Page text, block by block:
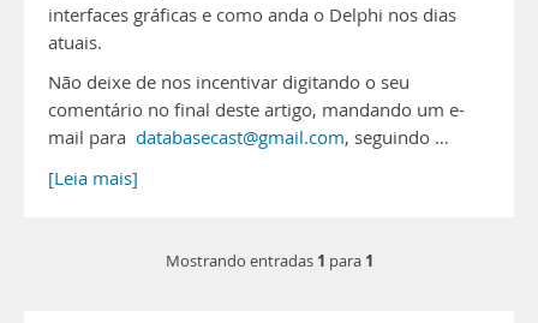
interfaces gráficas e como anda o Delphi nos dias
atuais.
Não deixe de nos incentivar digitando o seu
comentário no final deste artigo, mandando um e-
mail para databasecast@gmail.com, seguindo …
[Leia mais]
Mostrando entradas 1 para 1